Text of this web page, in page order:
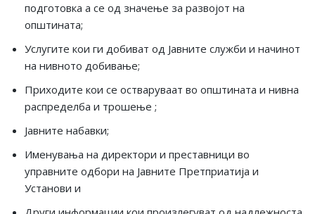
подготовка а се од значење за развојот на
општината;
Услугите кои ги добиват од Јавните служби и начинот
на нивното добивање;
Приходите кои се остваруваат во општината и нивна
распределба и трошење ;
Јавните набавки;
Именувања на директори и преставници во
управните одбори на Јавните Претприатија и
Установи и